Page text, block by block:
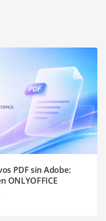
PDF sin Adobe:
ONLYOFFICE